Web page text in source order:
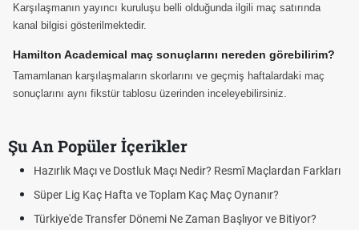
Karşılaşmanın yayıncı kuruluşu belli olduğunda ilgili maç satırında
kanal bilgisi gösterilmektedir.
Hamilton Academical maç sonuçlarını nereden görebilirim?
Tamamlanan karşılaşmaların skorlarını ve geçmiş haftalardaki maç
sonuçlarını aynı fikstür tablosu üzerinden inceleyebilirsiniz.
Şu An Popüler İçerikler
Hazırlık Maçı ve Dostluk Maçı Nedir? Resmî Maçlardan Farkları
Süper Lig Kaç Hafta ve Toplam Kaç Maç Oynanır?
Türkiye'de Transfer Dönemi Ne Zaman Başlıyor ve Bitiyor?